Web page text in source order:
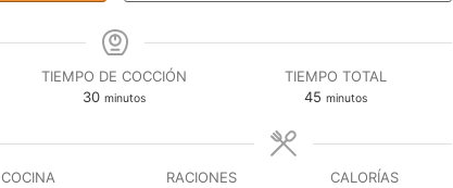
TIEMPO DE COCCIÓN
30minutos
minutos
TIEMPO TOTAL
45minutos
minutos
COCINA
RACIONES
CALORÍAS